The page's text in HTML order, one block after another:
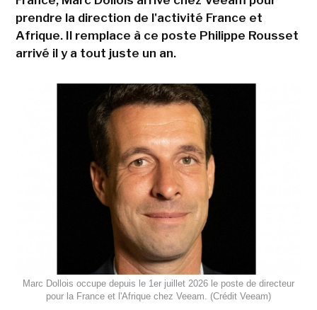
prendre la direction de l'activité France et
Afrique. Il remplace à ce poste Philippe Rousset
arrivé il y a tout juste un an.
Marc Dollois occupe depuis le 1er juillet 2026 le poste de directeur
pour la France et l'Afrique chez Veeam. (Crédit Veeam)